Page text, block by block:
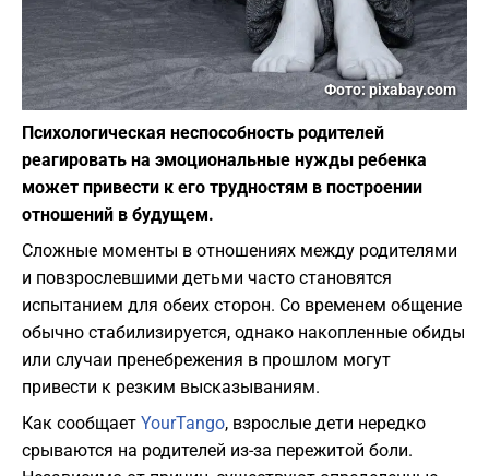
Фото: pixabay.com
Психологическая неспособность родителей
реагировать на эмоциональные нужды ребенка
может привести к его трудностям в построении
отношений в будущем.
Сложные моменты в отношениях между родителями
и повзрослевшими детьми часто становятся
испытанием для обеих сторон. Со временем общение
обычно стабилизируется, однако накопленные обиды
или случаи пренебрежения в прошлом могут
привести к резким высказываниям.
Как сообщает YourTango, взрослые дети нередко
срываются на родителей из-за пережитой боли.